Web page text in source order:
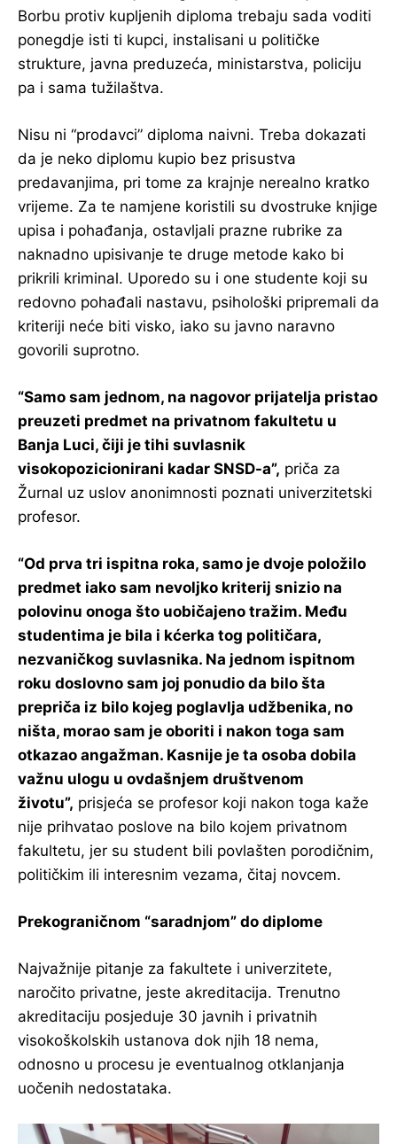
Borbu protiv kupljenih diploma trebaju sada voditi
ponegdje isti ti kupci, instalisani u političke
strukture, javna preduzeća, ministarstva, policiju
pa i sama tužilaštva.
Nisu ni “prodavci” diploma naivni. Treba dokazati
da je neko diplomu kupio bez prisustva
predavanjima, pri tome za krajnje nerealno kratko
vrijeme. Za te namjene koristili su dvostruke knjige
upisa i pohađanja, ostavljali prazne rubrike za
naknadno upisivanje te druge metode kako bi
prikrili kriminal. Uporedo su i one studente koji su
redovno pohađali nastavu, psihološki pripremali da
kriteriji neće biti visko, iako su javno naravno
govorili suprotno.
“Samo sam jednom, na nagovor prijatelja pristao
preuzeti predmet na privatnom fakultetu u
Banja Luci, čiji je tihi suvlasnik
visokopozicionirani kadar SNSD-a”, priča za
Žurnal uz uslov anonimnosti poznati univerzitetski
profesor.
“Od prva tri ispitna roka, samo je dvoje položilo
predmet iako sam nevoljko kriterij snizio na
polovinu onoga što uobičajeno tražim. Među
studentima je bila i kćerka tog političara,
nezvaničkog suvlasnika. Na jednom ispitnom
roku doslovno sam joj ponudio da bilo šta
prepriča iz bilo kojeg poglavlja udžbenika, no
ništa, morao sam je oboriti i nakon toga sam
otkazao angažman. Kasnije je ta osoba dobila
važnu ulogu u ovdašnjem društvenom
životu”, prisjeća se profesor koji nakon toga kaže
nije prihvatao poslove na bilo kojem privatnom
fakultetu, jer su student bili povlašten porodičnim,
političkim ili interesnim vezama, čitaj novcem.
Prekograničnom “saradnjom” do diplome
Najvažnije pitanje za fakultete i univerzitete,
naročito privatne, jeste akreditacija. Trenutno
akreditaciju posjeduje 30 javnih i privatnih
visokoškolskih ustanova dok njih 18 nema,
odnosno u procesu je eventualnog otklanjanja
uočenih nedostataka.